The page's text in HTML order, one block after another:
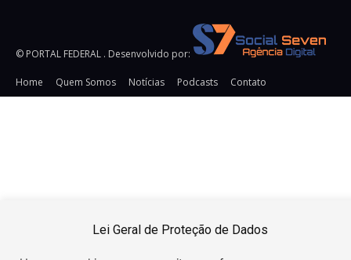
© PORTAL FEDERAL . Desenvolvido por:
Home Quem Somos Notícias Podcasts Contato
Lei Geral de Proteção de Dados
Insecure: http://snsrsv.com/click/?